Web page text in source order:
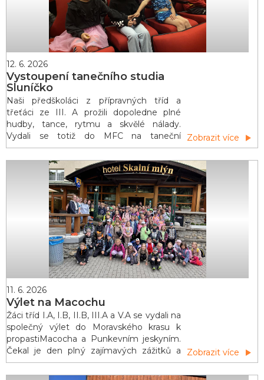
12. 6. 2026
Vystoupení tanečního studia
Sluníčko
Naši předškoláci z přípravných tříd a
třeťáci ze III. A prožili dopoledne plné
hudby, tance, rytmu a skvělé nálady.
Vydali se totiž do MFC na taneční
vystoupení Pohybového studia Sluníčko.
Pro děti to byl velmi inspirativní zážitek,
který v nich probudil chuť k pohybu.
Dokonce se děti samy aktivně zúčasnily
jednoho tanečního vystoupení. Po celou
dobu představení také fandily svým
spolužákům, kteří zde
Zobrazit více
11. 6. 2026
Výlet na Macochu
Žáci tříd I.A, I.B, II.B, III.A a V.A se vydali na
společný výlet do Moravského krasu k
propastiMacocha a Punkevním jeskyním.
Čekal je den plný zajímavých zážitků a
objevování krásnaší přírody.Nejprve jsme
navštívili propast Macocha, odkud se nám
Zobrazit více